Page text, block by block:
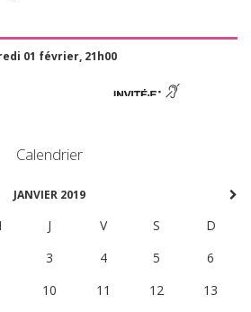
01 février, 21h00
Calendrier
JANVIER 2019
J V S
D
3 4 5
6
10 11 12
13